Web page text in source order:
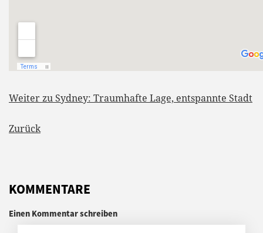
Weiter zu Sydney: Traumhafte Lage, entspannte Stadt
Zurück
KOMMENTARE
Einen Kommentar schreiben